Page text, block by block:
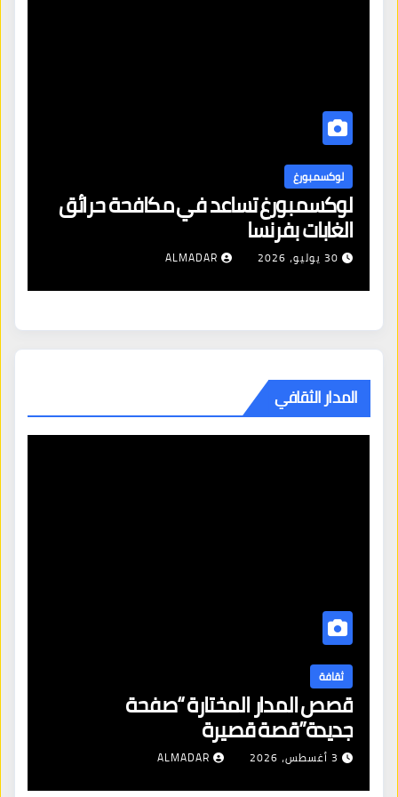
لوكسمبورغ
لوكسمبورغ تساعد في مكافحة حرائق
الغابات بفرنسا
30 يوليو، 2026 ALMADAR
المدار الثقافي
ثقافة
قصص المدار المختارة “صفحة
جديدة”قصة قصيرة
3 أغسطس، 2026 ALMADAR